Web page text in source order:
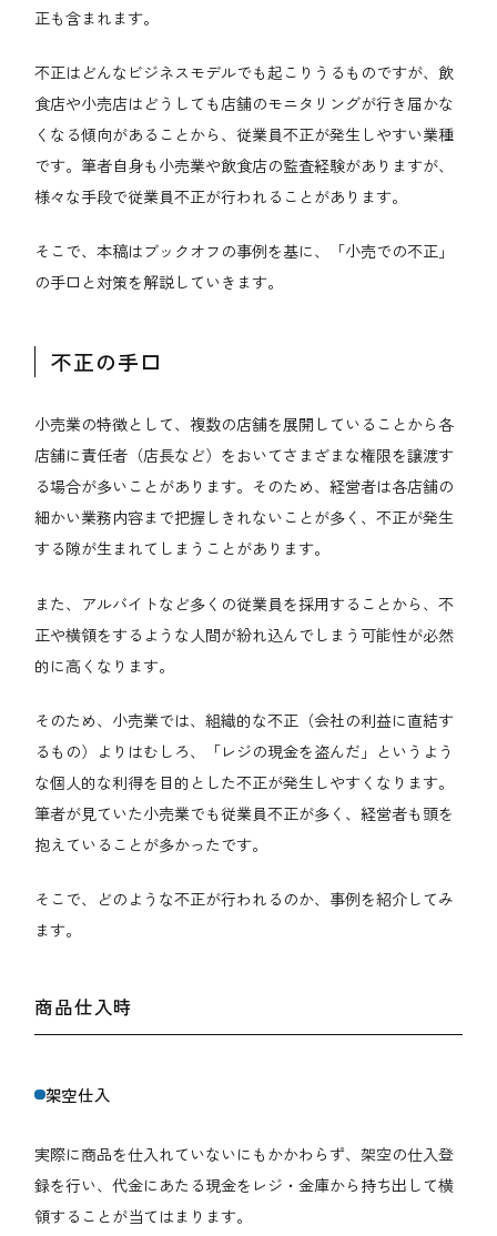
正も含まれます。
不正はどんなビジネスモデルでも起こりうるものですが、飲
食店や小売店はどうしても店舗のモニタリングが行き届かな
くなる傾向があることから、従業員不正が発生しやすい業種
です。筆者自身も小売業や飲食店の監査経験がありますが、
様々な手段で従業員不正が行われることがあります。
そこで、本稿はブックオフの事例を基に、「小売での不正」
の手口と対策を解説していきます。
不正の手口
小売業の特徴として、複数の店舗を展開していることから各
店舗に責任者（店長など）をおいてさまざまな権限を譲渡す
る場合が多いことがあります。そのため、経営者は各店舗の
細かい業務内容まで把握しきれないことが多く、不正が発生
する隙が生まれてしまうことがあります。
また、アルバイトなど多くの従業員を採用することから、不
正や横領をするような人間が紛れ込んでしまう可能性が必然
的に高くなります。
そのため、小売業では、組織的な不正（会社の利益に直結す
るもの）よりはむしろ、「レジの現金を盗んだ」というよう
な個人的な利得を目的とした不正が発生しやすくなります。
筆者が見ていた小売業でも従業員不正が多く、経営者も頭を
抱えていることが多かったです。
そこで、どのような不正が行われるのか、事例を紹介してみ
ます。
商品仕入時
架空仕入
実際に商品を仕入れていないにもかかわらず、架空の仕入登
録を行い、代金にあたる現金をレジ・金庫から持ち出して横
領することが当てはまります。